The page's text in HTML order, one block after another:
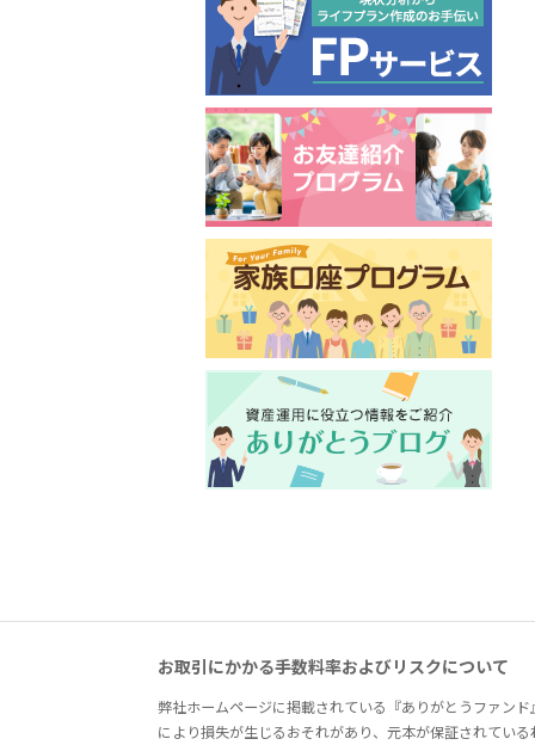
お取引にかかる手数料率およびリスクについて
弊社ホームページに掲載されている『ありがとうファン
により損失が生じるおそれがあり、元本が保証されてい